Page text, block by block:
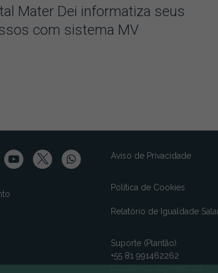
Mater Dei informatiza seus
com sistema MV
Aviso de Privacidade
Política de Cookies
Relatório de Igualdade
Suporte (Plantão)
+55 81 991462262